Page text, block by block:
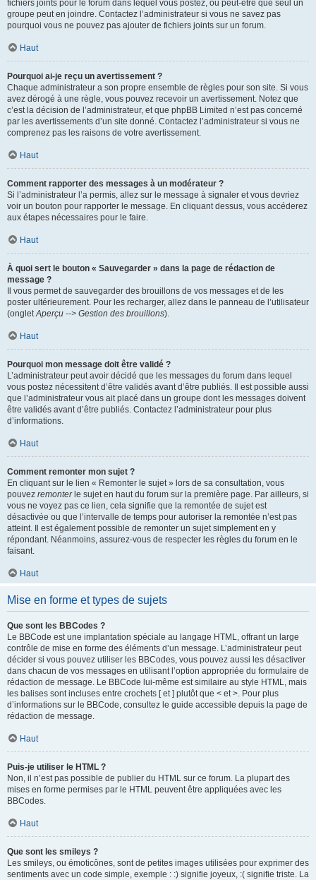
fichiers joints pour le forum dans lequel vous postez, ou peut-être que seul un
groupe peut en joindre. Contactez l’administrateur si vous ne savez pas
pourquoi vous ne pouvez pas ajouter de fichiers joints sur un forum.
Haut
Pourquoi ai-je reçu un avertissement ?
Chaque administrateur a son propre ensemble de règles pour son site. Si vous
avez dérogé à une règle, vous pouvez recevoir un avertissement. Notez que
c’est la décision de l’administrateur, et que phpBB Limited n’est pas concerné
par les avertissements d’un site donné. Contactez l’administrateur si vous ne
comprenez pas les raisons de votre avertissement.
Haut
Comment rapporter des messages à un modérateur ?
Si l’administrateur l’a permis, allez sur le message à signaler et vous devriez
voir un bouton pour rapporter le message. En cliquant dessus, vous accéderez
aux étapes nécessaires pour le faire.
Haut
À quoi sert le bouton « Sauvegarder » dans la page de rédaction de
message ?
Il vous permet de sauvegarder des brouillons de vos messages et de les
poster ultérieurement. Pour les recharger, allez dans le panneau de l’utilisateur
(ongletAperçu --> Gestion des brouillons).
Haut
Pourquoi mon message doit être validé ?
L’administrateur peut avoir décidé que les messages du forum dans lequel
vous postez nécessitent d’être validés avant d’être publiés. Il est possible aussi
que l’administrateur vous ait placé dans un groupe dont les messages doivent
être validés avant d’être publiés. Contactez l’administrateur pour plus
d’informations.
Haut
Comment remonter mon sujet ?
En cliquant sur le lien « Remonter le sujet » lors de sa consultation, vous
pouvez remonterle sujet en haut du forum sur la première page. Par ailleurs, si
vous ne voyez pas ce lien, cela signifie que la remontée de sujet est
désactivée ou que l’intervalle de temps pour autoriser la remontée n’est pas
atteint. Il est également possible de remonter un sujet simplement en y
répondant. Néanmoins, assurez-vous de respecter les règles du forum en le
faisant.
Haut
Mise en forme et types de sujets
Que sont les BBCodes ?
Le BBCode est une implantation spéciale au langage HTML, offrant un large
contrôle de mise en forme des éléments d’un message. L’administrateur peut
décider si vous pouvez utiliser les BBCodes, vous pouvez aussi les désactiver
dans chacun de vos messages en utilisant l’option appropriée du formulaire de
rédaction de message. Le BBCode lui-même est similaire au style HTML, mais
les balises sont incluses entre crochets [ et ] plutôt que < et >. Pour plus
d’informations sur le BBCode, consultez le guide accessible depuis la page de
rédaction de message.
Haut
Puis-je utiliser le HTML ?
Non, il n’est pas possible de publier du HTML sur ce forum. La plupart des
mises en forme permises par le HTML peuvent être appliquées avec les
BBCodes.
Haut
Que sont les smileys ?
Les smileys, ou émoticônes, sont de petites images utilisées pour exprimer des
sentiments avec un code simple, exemple : :) signifie joyeux, :( signifie triste. La